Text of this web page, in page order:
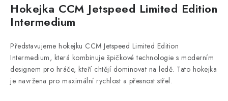
Hokejka CCM Jetspeed Limited Edition
Intermedium
Představujeme hokejku CCM Jetspeed Limited Edition
Intermedium, která kombinuje špičkové technologie s moderním
designem pro hráče, kteří chtějí dominovat na ledě. Tato hokejka
je navržena pro maximální rychlost a přesnost střel.